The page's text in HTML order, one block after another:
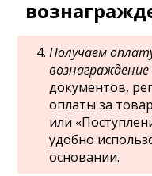
Получаем
документов,
оплаты за
или
удобно
основании.